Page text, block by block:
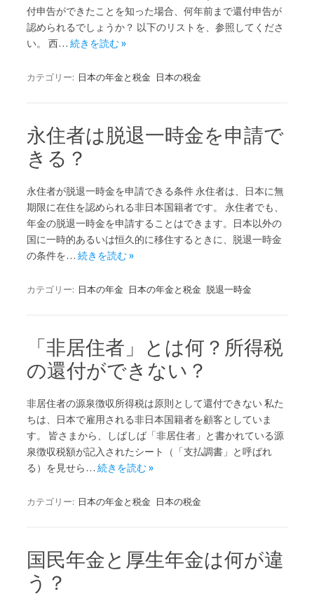
付申告ができたことを知った場合、何年前まで還付申告が
認められるでしょうか？ 以下のリストを、参照してくださ
い。 西… 続きを読む »
カテゴリー: 日本の年金と税金 日本の税金
永住者は脱退一時金を申請で
きる？
永住者が脱退一時金を申請できる条件 永住者は、日本に無
期限に在住を認められる非日本国籍者です。 永住者でも、
年金の脱退一時金を申請することはできます。日本以外の
国に一時的あるいは恒久的に移住するときに、脱退一時金
の条件を… 続きを読む »
カテゴリー: 日本の年金 日本の年金と税金 脱退一時金
「非居住者」とは何？所得税
の還付ができない？
非居住者の源泉徴収所得税は原則として還付できない 私た
ちは、日本で雇用される非日本国籍者を顧客としていま
す。 皆さまから、しばしば「非居住者」と書かれている源
泉徴収税額が記入されたシート（「支払調書」と呼ばれ
る）を見せら… 続きを読む »
カテゴリー: 日本の年金と税金 日本の税金
国民年金と厚生年金は何が違
う？